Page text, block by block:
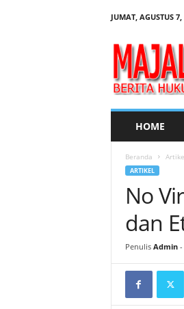
JUMAT, AGUSTUS 7,
a
HOME
Beranda
ARTIKEL
No
dan
Penulis Admin-